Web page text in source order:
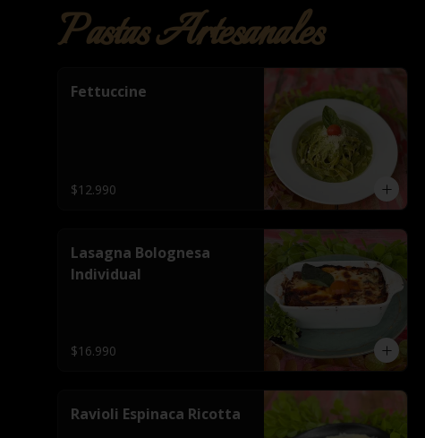
Pastas Artesanales
Fettuccine
$12.990
Lasagna Bolognesa
Individual
$16.990
Ravioli Espinaca Ricotta